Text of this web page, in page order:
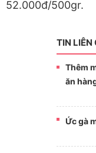
52.000đ/500gr.
TIN LIÊN
Thêm
ăn
Ức gà